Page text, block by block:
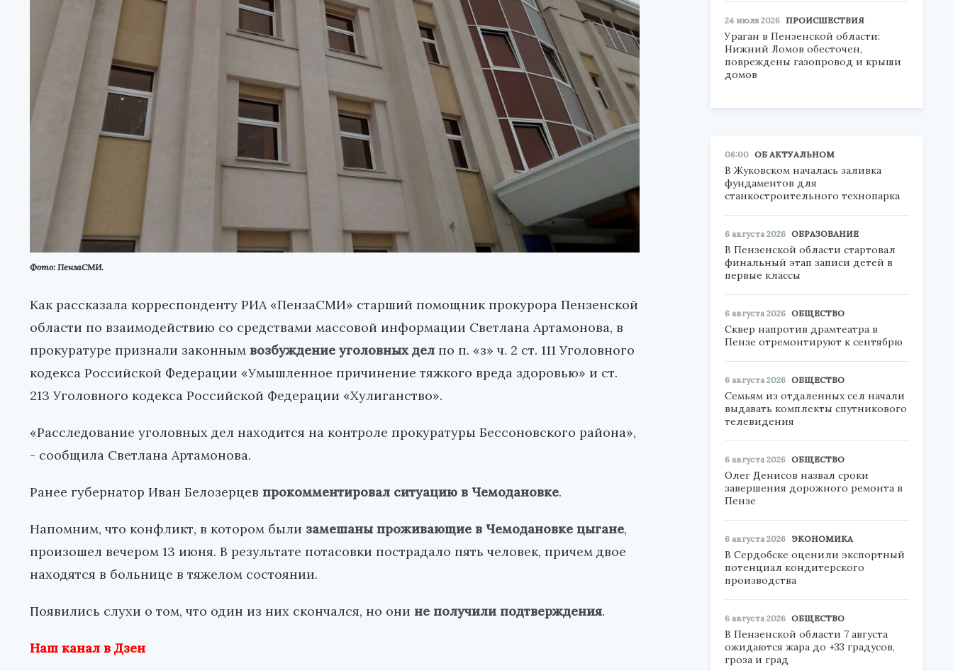
Фото: ПензаСМИ.
Как рассказала корреспонденту РИА «ПензаСМИ» старший помощник прокурора Пензенской
области по взаимодействию со средствами массовой информации Светлана Артамонова, в
прокуратуре признали законным возбуждение уголовных дел по п. «з» ч. 2 ст. 111 Уголовного
кодекса Российской Федерации «Умышленное причинение тяжкого вреда здоровью» и ст.
213 Уголовного кодекса Российской Федерации «Хулиганство».
«Расследование уголовных дел находится на контроле прокуратуры Бессоновского района»,
- сообщила Светлана Артамонова.
Ранее губернатор Иван Белозерцев прокомментировал ситуацию в Чемодановке.
Напомним, что конфликт, в котором были замешаны проживающие в Чемодановке цыгане,
произошел вечером 13 июня. В результате потасовки пострадало пять человек, причем двое
находятся в больнице в тяжелом состоянии.
Появились слухи о том, что один из них скончался, но они не получили подтверждения.
Наш канал в Дзен
24 июля 2026 ПРОИСШЕСТВИЯ
Ураган в Пензенской области:
Нижний Ломов обесточен,
повреждены газопровод и крыши
домов
06:00 ОБ АКТУАЛЬНОМ
В Жуковском началась заливка
фундаментов для
станкостроительного технопарка
6 августа 2026 ОБРАЗОВАНИЕ
В Пензенской области стартовал
финальный этап записи детей в
первые классы
6 августа 2026 ОБЩЕСТВО
Сквер напротив драмтеатра в
Пензе отремонтируют к сентябрю
6 августа 2026 ОБЩЕСТВО
Семьям из отдаленных сел начали
выдавать комплекты спутникового
телевидения
6 августа 2026 ОБЩЕСТВО
Олег Денисов назвал сроки
завершения дорожного ремонта в
Пензе
6 августа 2026 ЭКОНОМИКА
В Сердобске оценили экспортный
потенциал кондитерского
производства
6 августа 2026 ОБЩЕСТВО
В Пензенской области 7 августа
ожидаются жара до +33 градусов,
гроза и град